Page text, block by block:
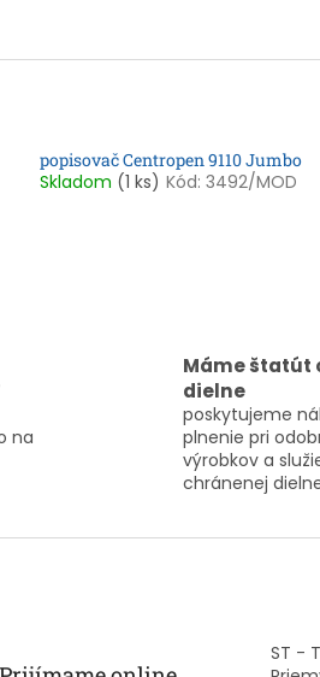
popisovač Centropen 9110 Jumbo
Skladom (1 ks) Kód: 3492/MOD
á
a
c
i
e
r
na
Máme štatút
dielne
poskytujeme
plnenie pri
výrobkov a
chránenej
ST -